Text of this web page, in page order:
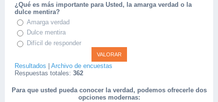
¿Qué es más importante para Usted, la amarga verdad o la
dulce mentira?
Amarga verdad
Dulce mentira
Difícil de responder
Resultados | Archivo de encuestas
Respuestas totales: 362
Para que usted pueda conocer la verdad, podemos ofrecerle dos
opciones modernas: